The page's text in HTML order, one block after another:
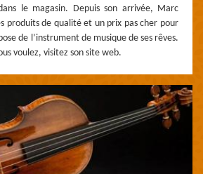
le magasin. Depuis son arrivée, Marc
produits de qualité et un prix pas cher pour
de l’instrument de musique de ses rêves.
voulez, visitez son site web.